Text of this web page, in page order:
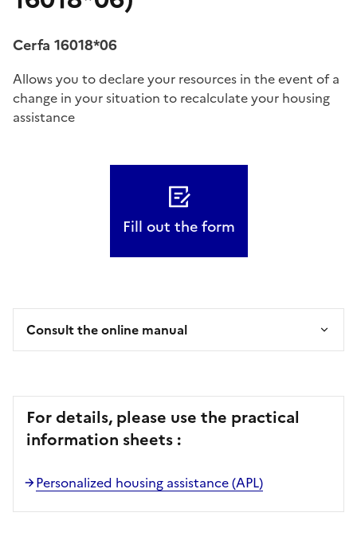
Cerfa 16018*06
Allows you to declare your resources in the event of a
change in your situation to recalculate your housing
assistance
Fill out the form
Consult the online manual
For details, please use the practical
information sheets :
Personalized housing assistance (APL)